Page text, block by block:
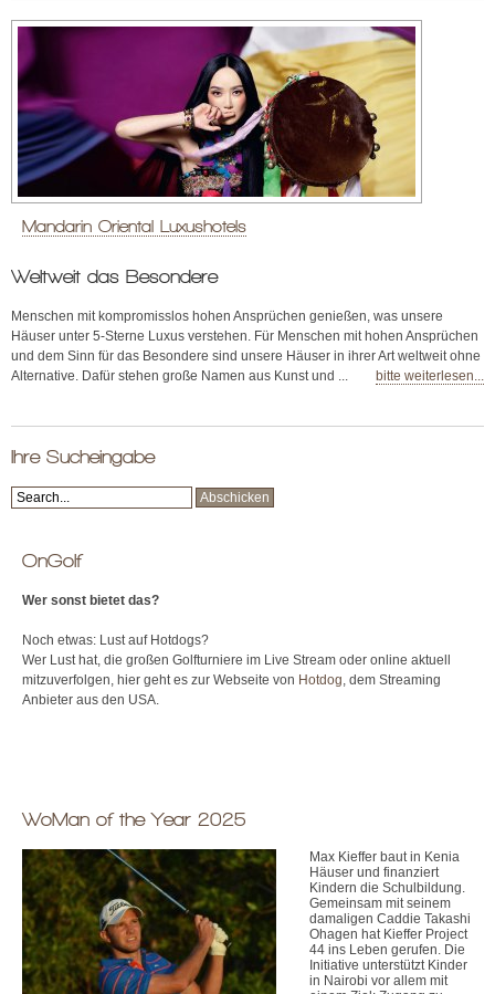
Mandarin Oriental Luxushotels
Weltweit das Besondere
Menschen mit kompromisslos hohen Ansprüchen genießen, was unsere
Häuser unter 5-Sterne Luxus verstehen. Für Menschen mit hohen Ansprüchen
und dem Sinn für das Besondere sind unsere Häuser in ihrer Art weltweit ohne
Alternative. Dafür stehen große Namen aus Kunst und ...
bitte weiterlesen...
Ihre Sucheingabe
OnGolf
Wer sonst bietet das?
Noch etwas: Lust auf Hotdogs?
Wer Lust hat, die großen Golfturniere im Live Stream oder online aktuell
mitzuverfolgen, hier geht es zur Webseite von Hotdog , dem Streaming
Anbieter aus den USA.
WoMan of the Year 2025
Max Kieffer baut in Kenia
Häuser und finanziert
Kindern die Schulbildung.
Gemeinsam mit seinem
damaligen Caddie Takashi
Ohagen hat Kieffer Project
44 ins Leben gerufen. Die
Initiative unterstützt Kinder
in Nairobi vor allem mit